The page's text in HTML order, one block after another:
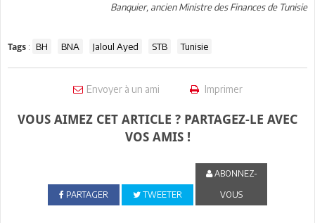
Banquier, ancien Ministre des Finances de Tunisie
Tags : BH BNA Jaloul Ayed STB Tunisie
Envoyer à un ami Imprimer
VOUS AIMEZ CET ARTICLE ? PARTAGEZ-LE AVEC
VOS AMIS !
PARTAGER TWEETER
ABONNEZ-
VOUS